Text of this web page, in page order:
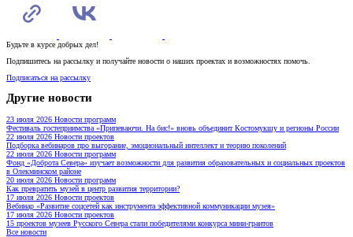
Будьте в курсе добрых дел!
Подпишитесь на рассылку и получайте новости о наших проектах и возможностях помочь.
Подписаться на рассылку
Другие новости
23 июля 2026 Новости программ
Фестиваль гостеприимства «Припеваючи. На бис!» вновь объединит Костомукшу и регионы России
22 июля 2026 Новости проектов
Подборка вебинаров про выгорание, эмоциональный интеллект и теорию поколений
22 июля 2026 Новости программ
Фонд «Доброта Севера» изучает возможности для развития образовательных и социальных проектов
в Олекминском районе
20 июля 2026 Новости программ
Как превратить музей в центр развития территории?
17 июля 2026 Новости проектов
Вебинар «Развитие соцсетей как инструмента эффективной коммуникации музея»
17 июля 2026 Новости проектов
15 проектов музеев Русского Севера стали победителями конкурса мини-грантов
Все новости